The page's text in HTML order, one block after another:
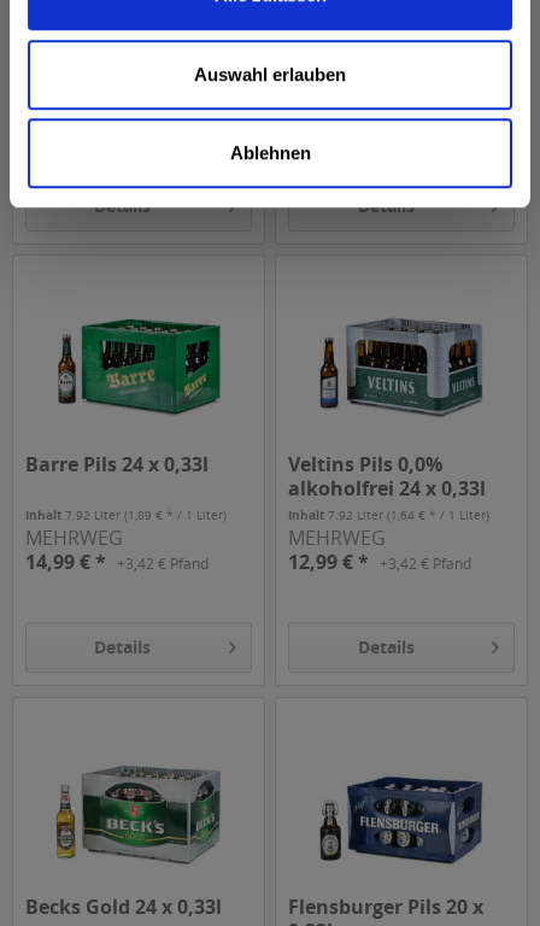
Auswahl erlauben
Ablehnen
Warsteiner Pils 24 x
0,33l
(1,64 € * / 1 Liter)
12,99 € * +3,42 € Pfand
Details
alkoholfrei 24 x 0,33l
Inhalt7.92 Liter
13,99 € * +3,42 € Pfand
Details
Barre Pils 24 x 0,33l
Inhalt7.92 Liter(1,89 € * / 1 Liter)
MEHRWEG
14,99 € *
+3,42 € Pfand
Details
Veltins Pils 0,0%
alkoholfrei 24 x 0,33l
Inhalt7.92 Liter(1,64 € * / 1 Liter)
MEHRWEG
12,99 € *
+3,42 € Pfand
Details
Becks Gold 24 x 0,33l
Flensburger Pils 20 x